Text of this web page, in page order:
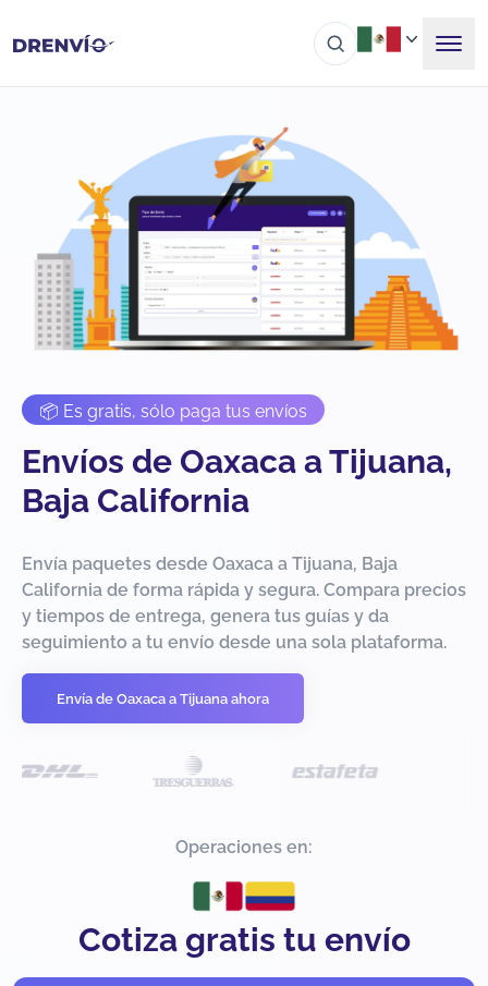
📦 Es gratis, sólo paga tus envíos
Envíos de Oaxaca a Tijuana,
Baja California
Envía paquetes desde Oaxaca a Tijuana, Baja
California de forma rápida y segura. Compara precios
y tiempos de entrega, genera tus guías y da
seguimiento a tu envío desde una sola plataforma.
Envía de Oaxaca a Tijuana ahora
Operaciones en:
Cotiza gratis tu envío